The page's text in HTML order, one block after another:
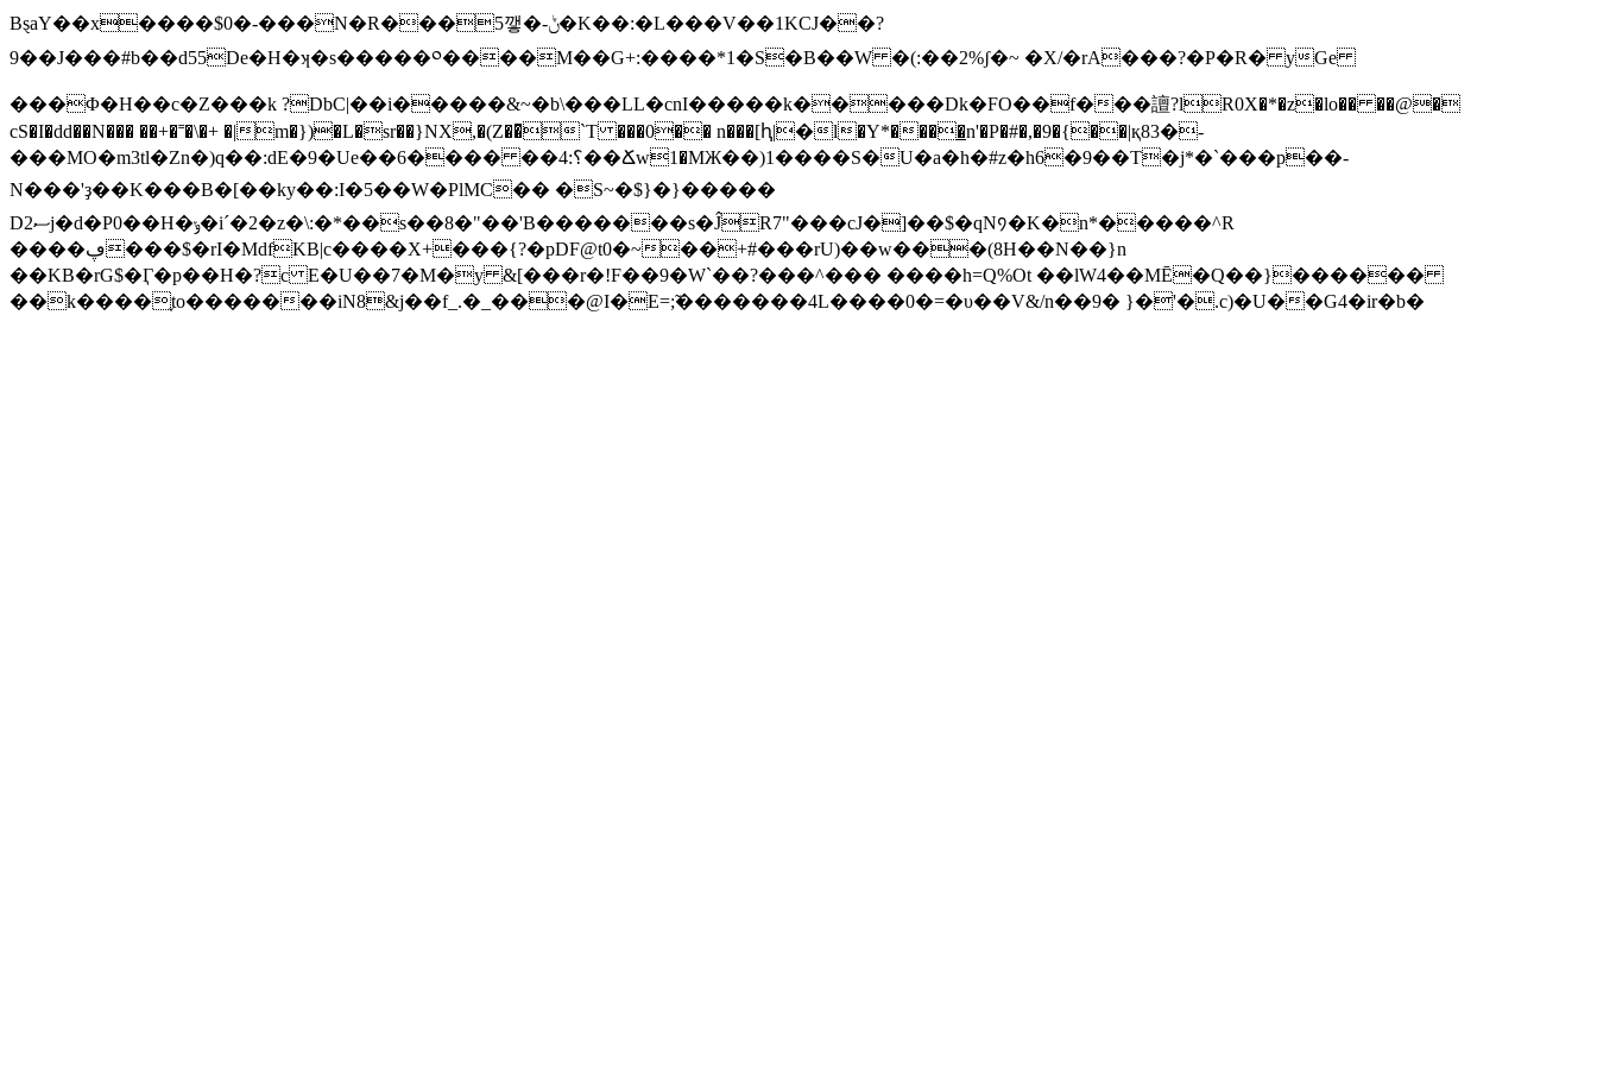
BȿaY��x����$0�-���N�R���5꺃�-ݨ�K��:�L���V��1KCJ��?
9��J���#b��d55De�H�ʞ�s�����༠����M��G+:����*1�S�B��W �(:��2%ʃ�~ �X/�rA���?�P�R� yGe
���Φ�H��c�Z���k ?DbC|��i�����&~�b\���LL�cnI�����k�����Dk�FO��f���譠?lR0X�*�z�lo�� ��@�
cS�I�dd��N��� ��+�˭�\�+ �|m�})�L�sr��}NX,�(Z��̄`T ���0�� n���[ԧ|�l�Y*����̲n'�P�#�,�9�{��|қ83�-
���MO�m3tl�Zn�)q��:dE�9�Ue��؟:4�� ����6��Ճw1�MЖ��)1����S�U�a�h�#z�h6�9��T�j*�`���p��-
N���'ҙ��K���B�[��ky��:I�5��W�PlMC�� �S~�$}�}�����
D2ސj�d�P0��H�ݸ�iˊ�2�z�\:�*��s��8�"��'B�������s�ĴR7"���cJ�]��$�qN᠀�K�n*�����^R
����ڥ���$�rI�MdfKB|c����X+���{?�pDF@t0�~��+#���rU)��w���(8H��N��}n
��KB�rG$�Ӷ�p��H�?c E�U��7�M�y &[���r�!F��9�W`��?���^��� ����h=Q%Ot ��lW4��MĒ�Q��}������
��k����֢to�������iN8&j��f_.�_���@I�E=;̃�������4L����0�=�υ��V&/n��9� }�'�.c)�U��G4�ir�b�